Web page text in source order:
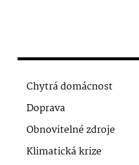
Chytrá domácnost
Doprava
Obnovitelné zdroje
Klimatická krize